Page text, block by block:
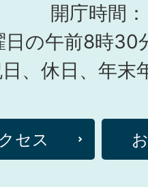
開庁時間：
日の午前8時30
、休日、年末
セス